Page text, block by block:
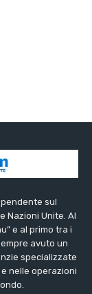
sul
Nazioni Unite. Al
e al primo tra i
avuto un
specializzate
nelle operazioni